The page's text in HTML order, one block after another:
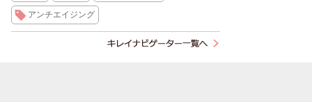
アンチエイジング